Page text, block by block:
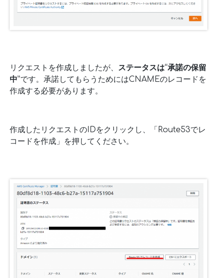
リクエストを作成しましたが、 ステータスは“承諾の保留
中”です。承諾してもらうためにはCNAMEのレコードを
作成する必要があります。
作成したリクエストのIDをクリックし、「Route53でレ
コードを作成」を押してください。